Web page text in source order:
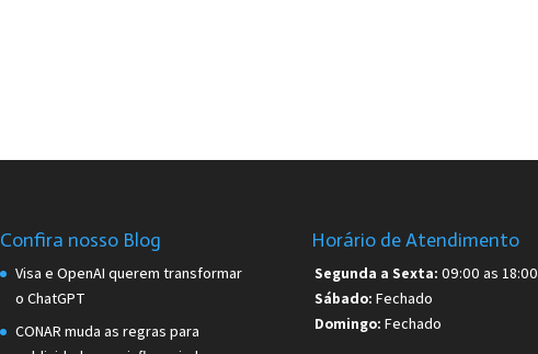
Confira nosso Blog
Visa e OpenAI querem transformar
o ChatGPT
CONAR muda as regras para
Horário de Atendimento
Segunda a Sexta: 09:00 as 18:00
Sábado: Fechado
Domingo: Fechado